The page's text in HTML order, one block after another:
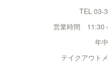
TEL 03-
営業時間 11:30
年
テイクアウト